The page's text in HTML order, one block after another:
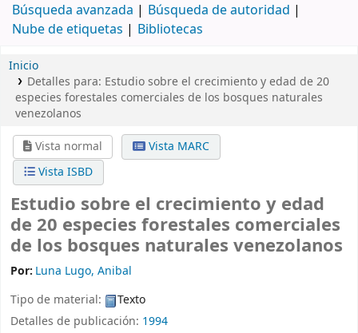
Búsqueda avanzada
Búsqueda de autoridad
Nube de etiquetas
Bibliotecas
Inicio
Detalles para: Estudio sobre el crecimiento y edad de 20
especies forestales comerciales de los bosques naturales
venezolanos
Vista normal
Vista MARC
Vista ISBD
Estudio sobre el crecimiento y edad
de 20 especies forestales comerciales
de los bosques naturales venezolanos
Por: Luna Lugo, Anibal
Tipo de material:
Texto
Detalles de publicación: 1994